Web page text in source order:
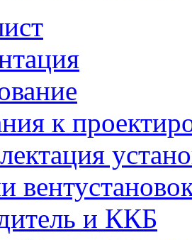
к
и ККБ